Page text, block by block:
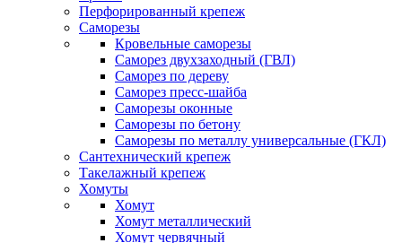
Перфорированный крепеж
Саморезы
Кровельные саморезы
Саморез двухзаходный (ГВЛ)
Саморез по дереву
Саморез пресс-шайба
Саморезы оконные
Саморезы по бетону
Саморезы по металлу универсальные (ГКЛ)
Сантехнический крепеж
Такелажный крепеж
Хомуты
Хомут
Хомут металлический
Хомут червячный